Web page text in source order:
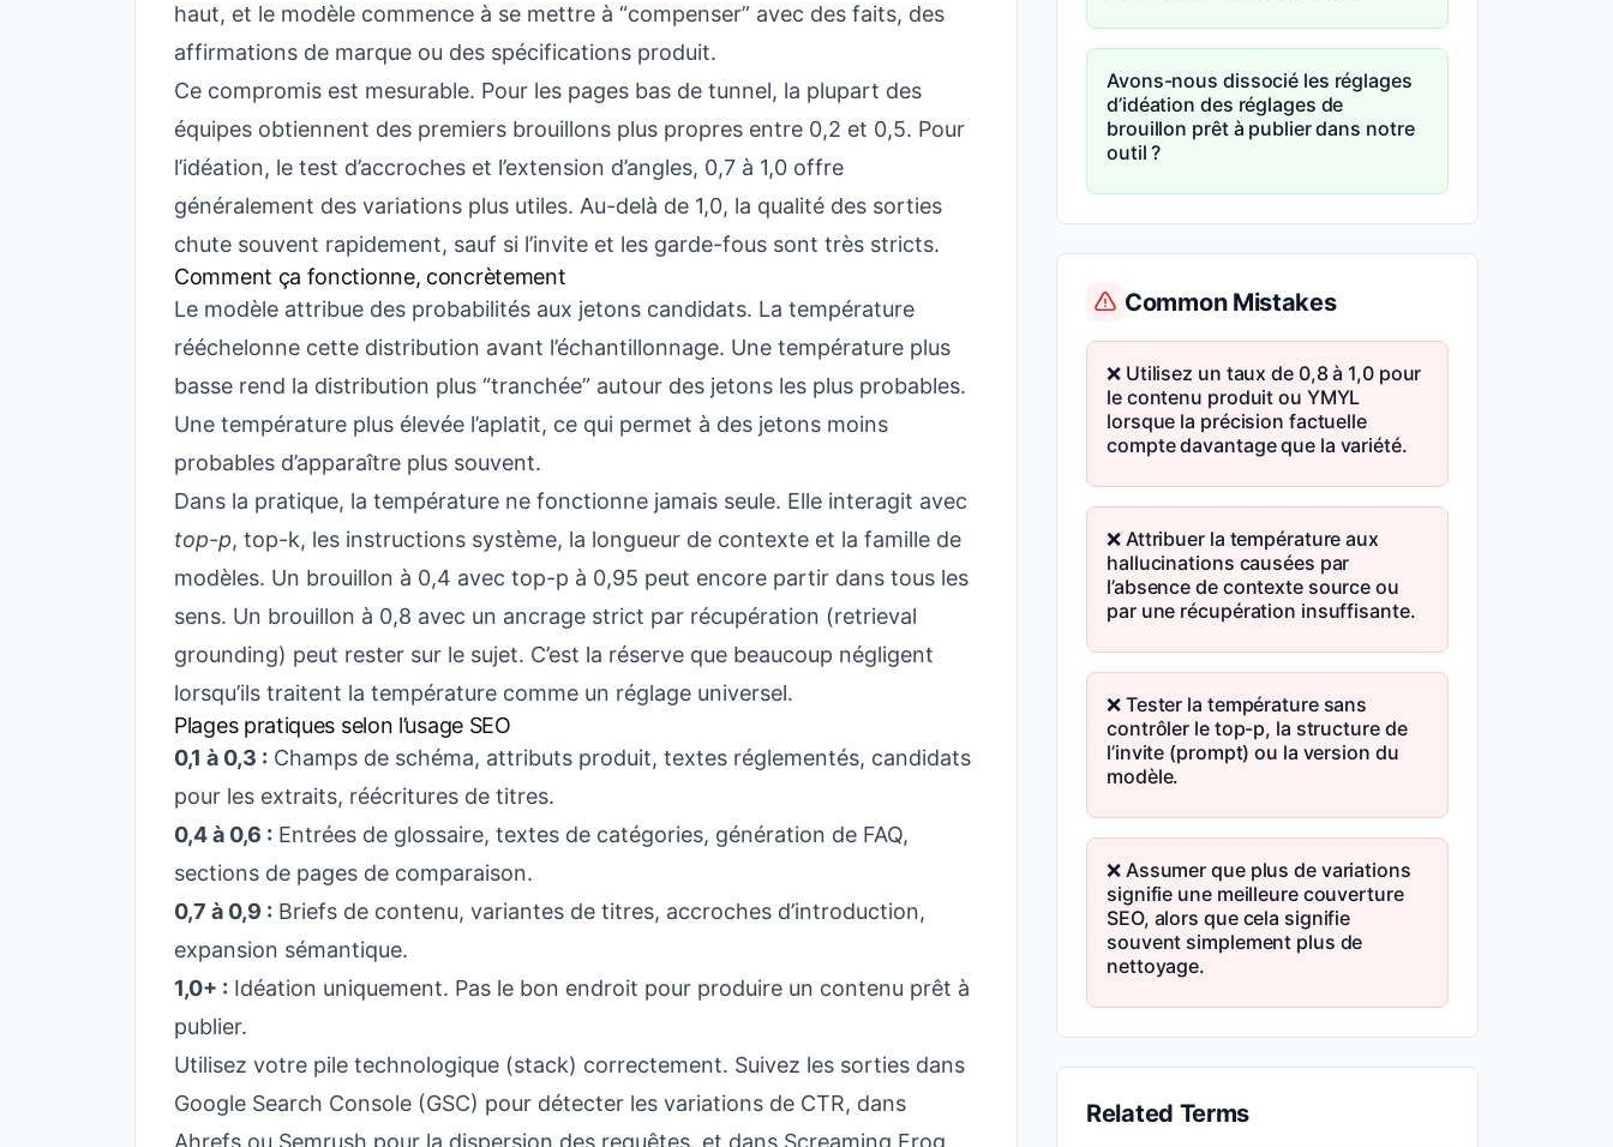
haut, et le modèle commence à se mettre à “compenser” avec des faits, des
affirmations de marque ou des spécifications produit.
Ce compromis est mesurable. Pour les pages bas de tunnel, la plupart des
équipes obtiennent des premiers brouillons plus propres entre 0,2 et 0,5. Pour
l’idéation, le test d’accroches et l’extension d’angles, 0,7 à 1,0 offre
généralement des variations plus utiles. Au-delà de 1,0, la qualité des sorties
chute souvent rapidement, sauf si l’invite et les garde-fous sont très stricts.
Comment ça fonctionne, concrètement
Le modèle attribue des probabilités aux jetons candidats. La température
rééchelonne cette distribution avant l’échantillonnage. Une température plus
basse rend la distribution plus “tranchée” autour des jetons les plus probables.
Une température plus élevée l’aplatit, ce qui permet à des jetons moins
probables d’apparaître plus souvent.
Dans la pratique, la température ne fonctionne jamais seule. Elle interagit avec
top-p, top-k, les instructions système, la longueur de contexte et la famille de
modèles. Un brouillon à 0,4 avec top-p à 0,95 peut encore partir dans tous les
sens. Un brouillon à 0,8 avec un ancrage strict par récupération (retrieval
grounding) peut rester sur le sujet. C’est la réserve que beaucoup négligent
lorsqu’ils traitent la température comme un réglage universel.
Plages pratiques selon l’usage SEO
0,1 à 0,3 : Champs de schéma, attributs produit, textes réglementés, candidats
pour les extraits, réécritures de titres.
0,4 à 0,6 : Entrées de glossaire, textes de catégories, génération de FAQ,
sections de pages de comparaison.
0,7 à 0,9 : Briefs de contenu, variantes de titres, accroches d’introduction,
expansion sémantique.
1,0+ : Idéation uniquement. Pas le bon endroit pour produire un contenu prêt à
publier.
Utilisez votre pile technologique (stack) correctement. Suivez les sorties dans
Google Search Console (GSC) pour détecter les variations de CTR, dans
Ahrefs ou Semrush pour la dispersion des requêtes, et dans Screaming Frog
Avons-nous dissocié les réglages
d’idéation des réglages de
brouillon prêt à publier dans notre
outil ?
Common Mistakes
❌ Utilisez un taux de 0,8 à 1,0 pour
le contenu produit ou YMYL
lorsque la précision factuelle
compte davantage que la variété.
❌ Attribuer la température aux
hallucinations causées par
l’absence de contexte source ou
par une récupération insuffisante.
❌ Tester la température sans
contrôler le top-p, la structure de
l’invite (prompt) ou la version du
modèle.
❌ Assumer que plus de variations
signifie une meilleure couverture
SEO, alors que cela signifie
souvent simplement plus de
nettoyage.
Related Terms